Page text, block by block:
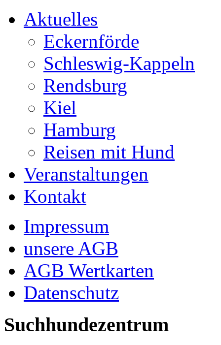
Aktuelles
Eckernförde
Schleswig-Kappeln
Rendsburg
Kiel
Hamburg
Reisen mit Hund
Veranstaltungen
Kontakt
Impressum
unsere AGB
AGB Wertkarten
Datenschutz
Suchhundezentrum